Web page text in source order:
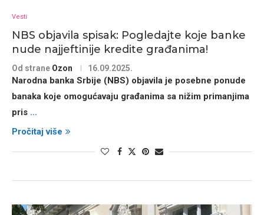
Vesti
NBS objavila spisak: Pogledajte koje banke
nude najjeftinije kredite građanima!
Od strane Ozon 16.09.2025.
Narodna banka Srbije (NBS) objavila je posebne ponude
banaka koje omogućavaju građanima sa nižim primanjima
pris ...
Pročitaj više